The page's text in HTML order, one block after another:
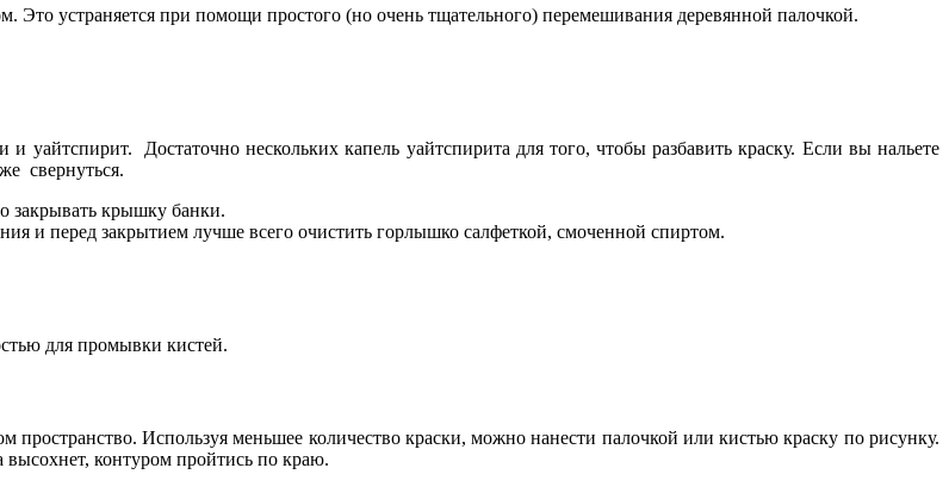
Это устраняется при помощи простого (но очень тщательного) перемешивания деревянной палочкой.
уайтспирит. Достаточно нескольких капель уайтспирита для того, чтобы разбавить краску. Если вы нальете
свернуться.
закрывать крышку банки.
и перед закрытием лучше всего очистить горлышко салфеткой, смоченной спиртом.
для промывки кистей.
пространство. Используя меньшее количество краски, можно нанести палочкой или кистью краску по рисунку.
высохнет, контуром пройтись по краю.